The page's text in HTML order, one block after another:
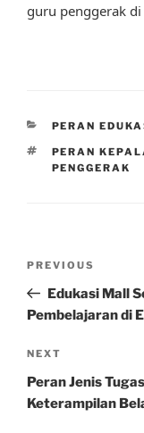
guru penggerak di
CATEGORIES
PERAN
TAGS
PERAN
PENGGERAK
Previous
Post
PREVIOUS
Edukasi Mall
Pembelajaran di
Next
Post
NEXT
Peran Jenis
Keterampilan